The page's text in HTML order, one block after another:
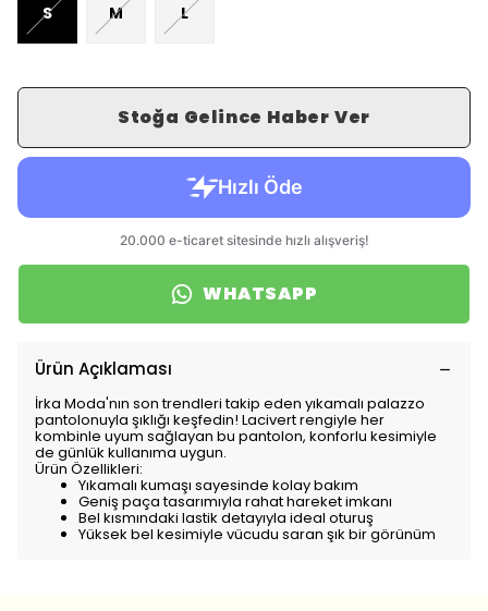
S M L
Stoğa Gelince Haber Ver
WHATSAPP
Ürün Açıklaması
İrka Moda'nın son trendleri takip eden yıkamalı palazzo
pantolonuyla şıklığı keşfedin! Lacivert rengiyle her
kombinle uyum sağlayan bu pantolon, konforlu kesimiyle
de günlük kullanıma uygun.
Ürün Özellikleri:
Yıkamalı kumaşı sayesinde kolay bakım
Geniş paça tasarımıyla rahat hareket imkanı
Bel kısmındaki lastik detayıyla ideal oturuş
Yüksek bel kesimiyle vücudu saran şık bir görünüm